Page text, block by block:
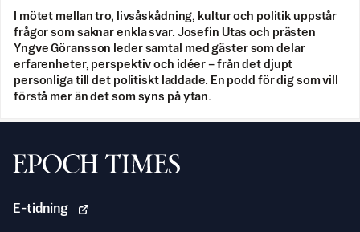
I mötet mellan tro, livsåskådning, kultur och politik uppstår
frågor som saknar enkla svar. Josefin Utas och prästen
Yngve Göransson leder samtal med gäster som delar
erfarenheter, perspektiv och idéer – från det djupt
personliga till det politiskt laddade. En podd för dig som vill
förstå mer än det som syns på ytan.
Svenska Epoch Times
E-tidning